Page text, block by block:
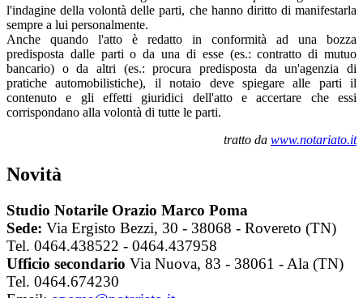
l'indagine della volontà delle parti, che hanno diritto di manifestarla
sempre a lui personalmente.
Anche quando l'atto è redatto in conformità ad una bozza
predisposta dalle parti o da una di esse (es.: contratto di mutuo
bancario) o da altri (es.: procura predisposta da un'agenzia di
pratiche automobilistiche), il notaio deve spiegare alle parti il
contenuto e gli effetti giuridici dell'atto e accertare che essi
corrispondano alla volontà di tutte le parti.
tratto da www.notariato.it
Novità
Studio Notarile Orazio Marco Poma
Sede: Via Ergisto Bezzi, 30 - 38068 - Rovereto (TN)
Tel. 0464.438522 - 0464.437958
Ufficio secondario Via Nuova, 83 - 38061 - Ala (TN)
Tel. 0464.674230